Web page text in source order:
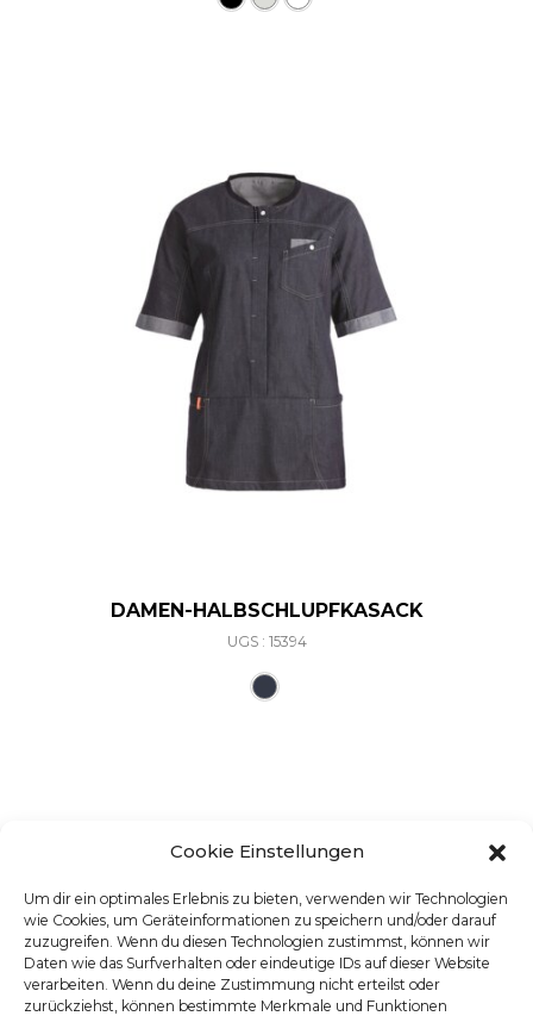
Cookie Einstellungen
Um dir ein optimales Erlebnis zu bieten, verwenden wir Technologien
wie Cookies, um Geräteinformationen zu speichern und/oder darauf
zuzugreifen. Wenn du diesen Technologien zustimmst, können wir
Daten wie das Surfverhalten oder eindeutige IDs auf dieser Website
verarbeiten. Wenn du deine Zustimmung nicht erteilst oder
zurückziehst, können bestimmte Merkmale und Funktionen
DAMEN-HALBSCHLUPFKASACK
UGS : 15394